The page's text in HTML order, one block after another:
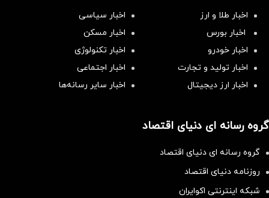
اخبار طلا و ارز
اخبار سیاسی
اخبار بورس
اخبار مسکن
اخبار خودرو
اخبار تکنولوژی
اخبار تولید و تجارت
اخبار اجتماعی
اخبار ارز دیجیتال
اخبار سایر رسانه‌‌ها
گروه رسانه ای دنیای اقتصاد
گروه رسانه ای دنیای اقتصاد
روزنامه دنیای اقتصاد
شبکه اینترنتی اکوایران